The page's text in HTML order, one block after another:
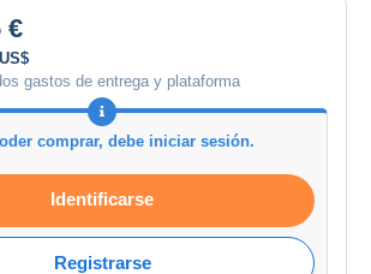
€
gastos de entrega y plataforma
comprar, debe iniciar sesión.
Identificarse
Registrarse